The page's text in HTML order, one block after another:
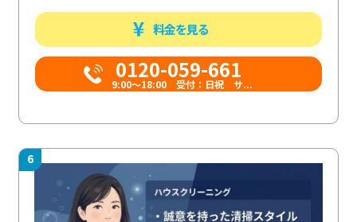
料金を見る
0120-059-661
9:00〜18:00 受付：日祝 サ...
6